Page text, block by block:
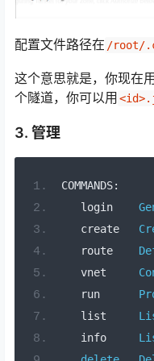
配置文件路径在 /root/
这个意思就是，你现在
个隧道，你可以用
3. 管理
COMMANDS:
   login
   create
   route
   vnet
   run
   list
   info